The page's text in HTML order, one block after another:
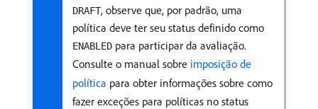
DRAFT, observe que, por padrão, uma
política deve ter seu status definido como
ENABLED para participar da avaliação.
Consulte o manual sobre imposição de
política para obter informações sobre como
fazer exceções para políticas no status